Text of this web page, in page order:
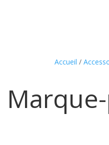
Accueil /